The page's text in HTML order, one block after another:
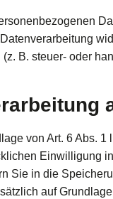
B. steuer- oder
von Art. 6 Abs. 1
Einwilligung
Sie in die
auf